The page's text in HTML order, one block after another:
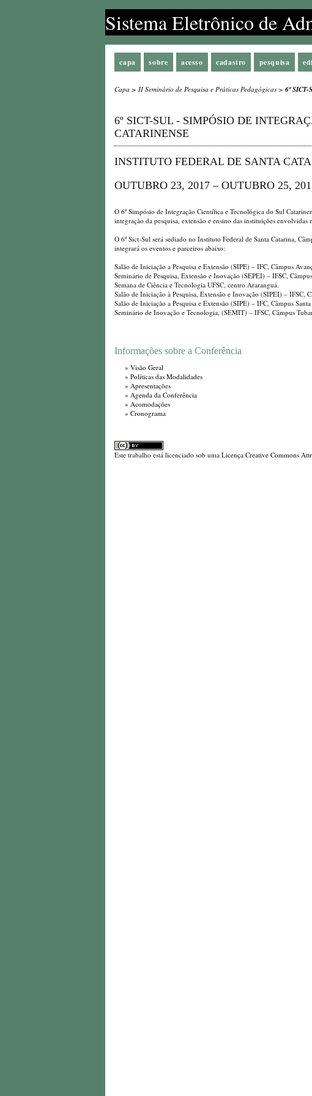
Sistema Eletrônico de
capa sobre acesso cadastro pesquisa
Capa > II Seminário de Pesquisa e Práticas Pedagógicas > 6º
6º SICT-SUL - SIMPÓSIO DE
CATARINENSE
INSTITUTO FEDERAL DE SANTA
OUTUBRO 23, 2017 – OUTUBRO 25,
O 6º Simpósio de Integração Científica e Tecnológica do Sul
integração da pesquisa, extensão e ensino das instituições
O 6º Sict-Sul será sediado no Instituto Federal de Santa Catarina,
integrará os eventos e parceiros abaixo:
Salão de Iniciação a Pesquisa e Extensão (SIPE) – IFC, Câmpus
Seminário de Pesquisa, Extensão e Inovação (SEPEI) – IFSC,
Semana de Ciência e Tecnologia UFSC, centro Araranguá.
Salão de Iniciação à Pesquisa, Extensão e Inovação (SIPEI) – IFSC,
Salão de Iniciação a Pesquisa e Extensão (SIPE) – IFC, Câmpus
Seminário de Inovação e Tecnologia, (SEMIT) – IFSC, Câmpus
Informações sobre a Conferência
» Visão Geral
» Políticas das Modalidades
» Apresentações
» Agenda da Conferência
» Acomodações
» Cronograma
Este trabalho está licenciado sob uma Licença Creative Commons